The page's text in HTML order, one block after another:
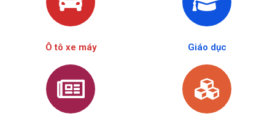
Ô tô xe máy Giáo dục